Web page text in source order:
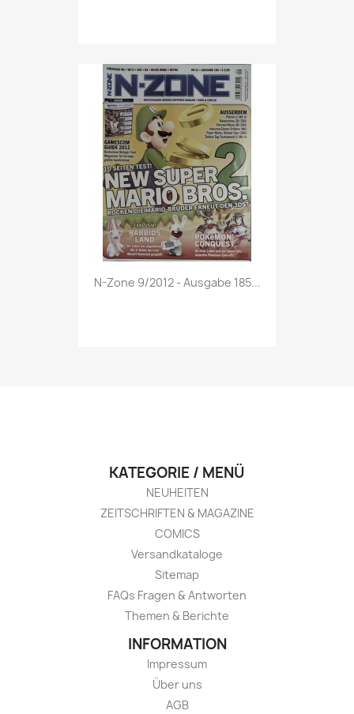
Vorschau
N-Zone 9/2012 - Ausgabe 185...
KATEGORIE / MENÜ
NEUHEITEN
ZEITSCHRIFTEN & MAGAZINE
COMICS
Versandkataloge
Sitemap
FAQs Fragen & Antworten
Themen & Berichte
INFORMATION
Impressum
Über uns
AGB